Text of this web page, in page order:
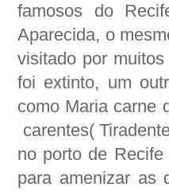
famosos do
Aparecida, o
visitado por
foi extinto, um
como Maria carne
carentes(
no porto de
para amenizar as